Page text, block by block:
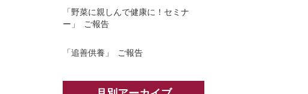
「野菜に親しんで健康に！セミナ
ー」 ご報告
「追善供養」 ご報告